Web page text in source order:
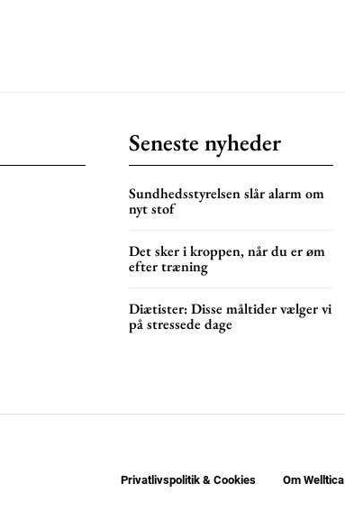
Seneste nyheder
Sundhedsstyrelsen slår alarm om
nyt stof
Det sker i kroppen, når du er øm
efter træning
Diætister: Disse måltider vælger vi
på stressede dage
Privatlivspolitik & Cookies Om Welltica